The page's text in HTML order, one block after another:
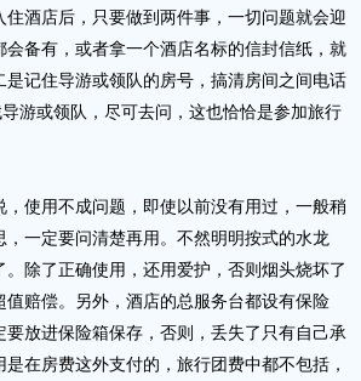
酒店后，只要做到两件事，一切问题就会迎
备有，或者拿一个酒店名标的信封信纸，就
记住导游或领队的房号，搞清房间之间电话
游或领队，尽可去问，这也恰恰是参加旅行
使用不成问题，即使以前没有用过，一般稍
一定要问清楚再用。不然明明按式的水龙
除了正确使用，还用爱护，否则烟头烧坏了
赔偿。另外，酒店的总服务台都设有保险
放进保险箱保存，否则，丢失了只有自己承
在房费这外支付的，旅行团费中都不包括，